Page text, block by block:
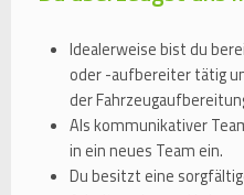
Idealerweise bist du
oder -aufbereiter tätig
der
Als kommunikativer
in ein neues Team ein.
Du besitzt eine